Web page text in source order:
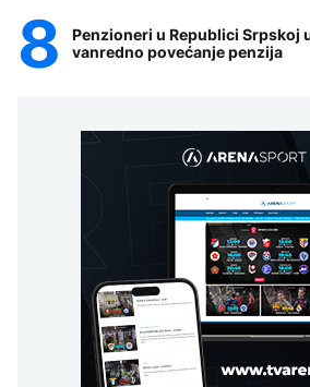
Penzioneri u Republici Srpskoj
vanredno povećanje penzija